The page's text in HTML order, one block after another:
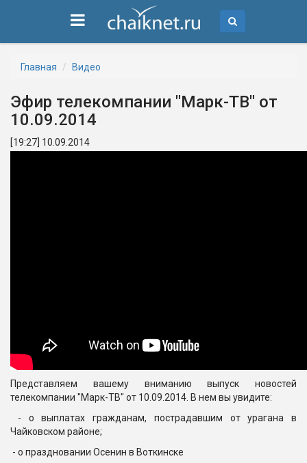
Главная Видео
Эфир телекомпании "Марк-ТВ" от
10.09.2014
[19:27] 10.09.2014
Представляем вашему вниманию выпуск новостей
телекомпании "Марк-ТВ" от 10.09.2014. В нем вы увидите:
- о выплатах гражданам, пострадавшим от урагана в
Чайковском районе;
- о праздновании Осенин в Воткинске